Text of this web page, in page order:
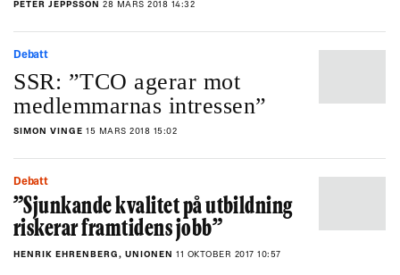
PETER JEPPSSON 28 MARS 2018 14:32
Debatt
SSR: ”TCO agerar mot
medlemmarnas intressen”
SIMON VINGE 15 MARS 2018 15:02
Debatt
”Sjunkande kvalitet på utbildning
riskerar framtidens jobb”
HENRIK EHRENBERG, UNIONEN 11 OKTOBER 2017 10:57